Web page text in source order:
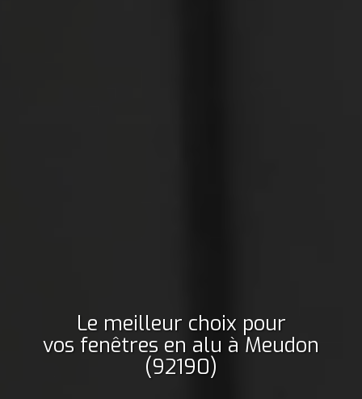
Le meilleur choix pour
vos fenêtres en alu à Meudon
(92190)